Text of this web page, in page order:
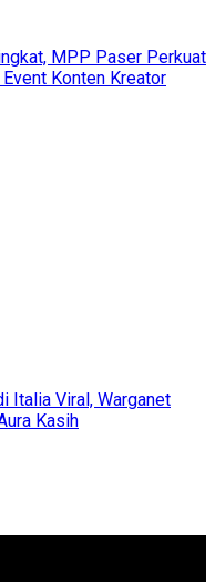
MPP Paser Perkuat
Konten Kreator
Italia Viral, Warganet
Kasih